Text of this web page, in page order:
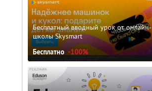
Бесплатный вводный урок от онлайн-
школы Skysmart
Бесплатно -100%